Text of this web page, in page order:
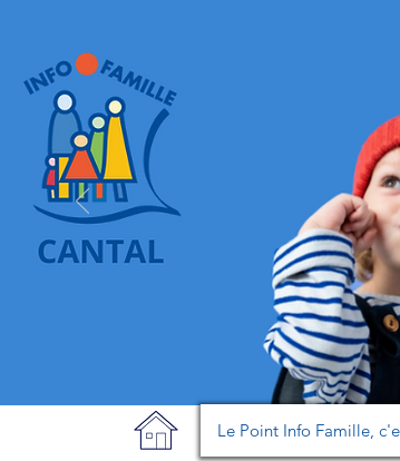
Le Point Info Famille,